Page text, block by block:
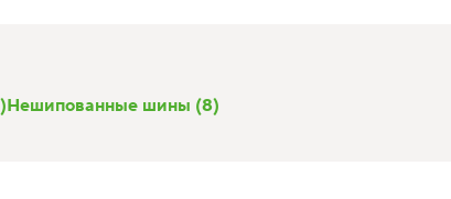
Нешипованные шины (8)